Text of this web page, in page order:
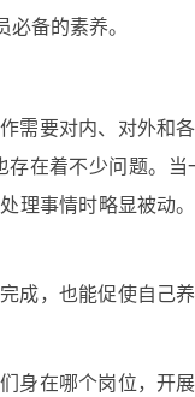
备的素养。
需要对内、对外和
在着不少问题。
理事情时略显被动
成，也能促使自己
身在哪个岗位，开